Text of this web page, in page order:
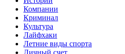
Компании
Криминал
Культура
Лайфхаки
Летние виды спорта
Личный счет